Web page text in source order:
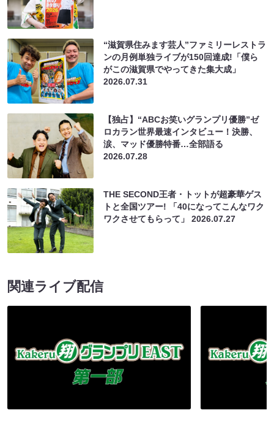
“滋賀県住みます芸人”ファミリーレストラ
ンの月例単独ライブが150回達成!「僕ら
がこの滋賀県でやってきた集大成」
2026.07.31
【独占】“ABCお笑いグランプリ優勝”ゼ
ロカラン世界最速インタビュー！決勝、
涙、マッド優勝特番…全部語る
2026.07.28
THE SECOND王者・トットが超豪華ゲス
トと全国ツアー! 「40になってこんなワク
ワクさせてもらって」2026.07.27
関連ライブ配信